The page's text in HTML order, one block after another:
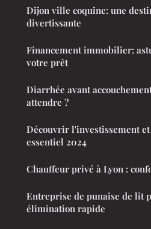
Dijon ville coquine: une
divertissante
Financement immobilier:
votre prêt
Diarrhée avant
attendre ?
Découvrir l'investissement
essentiel 2024
Chauffeur privé à Lyon :
Entreprise de punaise de lit
élimination rapide